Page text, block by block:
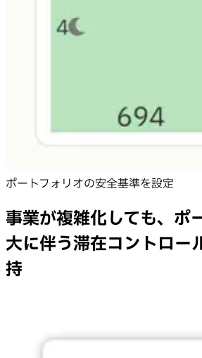
ポートフォリオの安全基準を設定
事業が複雑化しても、ポ
大に伴う滞在コントロー
持